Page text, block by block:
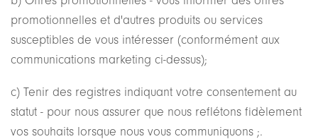
promotionnelles et d'autres produits ou services
susceptibles de vous intéresser (conformément aux
communications marketing ci-dessus);
c) Tenir des registres indiquant votre consentement au
statut - pour nous assurer que nous reflétons fidèlement
vos souhaits lorsque nous vous communiquons ;.